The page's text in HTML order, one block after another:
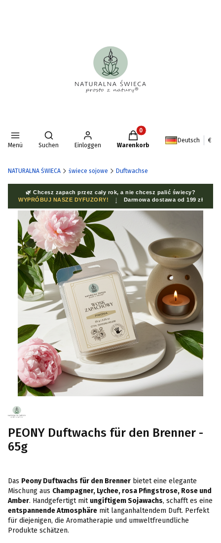
Menü
Suchmaschine öffnen
Suchen Einloggen
Produkte im Warenkorb: 0.
Warenkorb
Deutsch €
NATURALNA ŚWIECA świece sojowe Duftwachse
🌿 Chcesz zapach przez cały rok, a nie chcesz palić świecy?
WYPRÓBUJ NASZE DYFUZORY!
| Darmowa dostawa od 199 zł
PEONY Duftwachs für den Brenner -
65g
Das Peony Duftwachs für den Brenner bietet eine elegante
Mischung aus Champagner, Lychee, rosa Pfingstrose, Rose und
Amber. Handgefertigt mit ungiftigem Sojawachs, schafft es eine
entspannende Atmosphäre mit langanhaltendem Duft. Perfekt
für diejenigen, die Aromatherapie und umweltfreundliche
Produkte schätzen.